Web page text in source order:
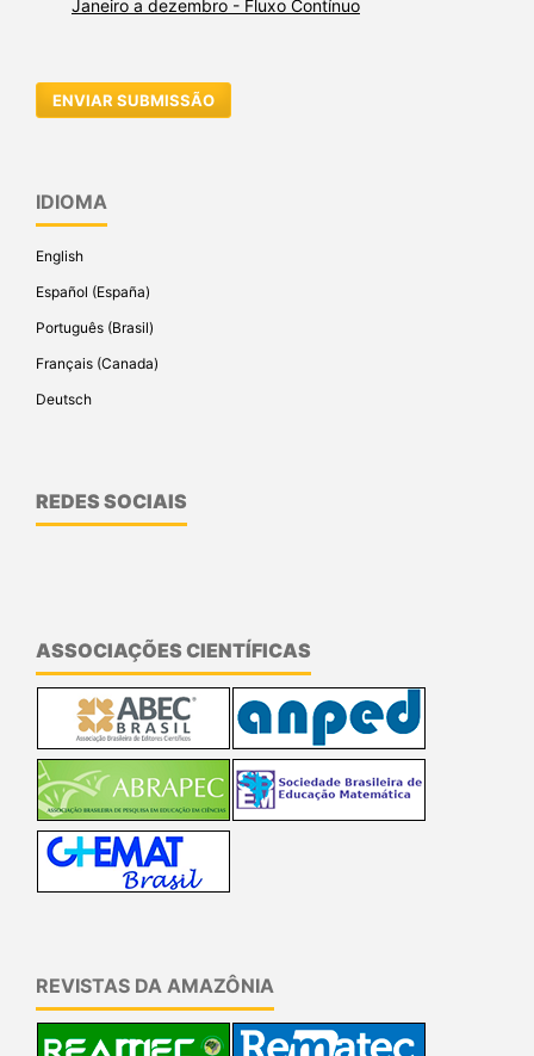
Janeiro a dezembro - Fluxo Contínuo
ENVIAR SUBMISSÃO
IDIOMA
English
Español (España)
Português (Brasil)
Français (Canada)
Deutsch
REDES SOCIAIS
ASSOCIAÇÕES CIENTÍFICAS
REVISTAS DA AMAZÔNIA